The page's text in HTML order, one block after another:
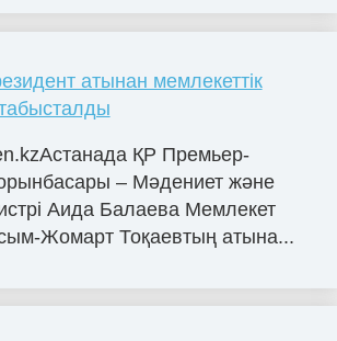
атынан мемлекеттік
ҚР Премьер-
орынбасары – Мәдениет және
Аида Балаева Мемлекет
Жомарт Тоқаевтың атына...